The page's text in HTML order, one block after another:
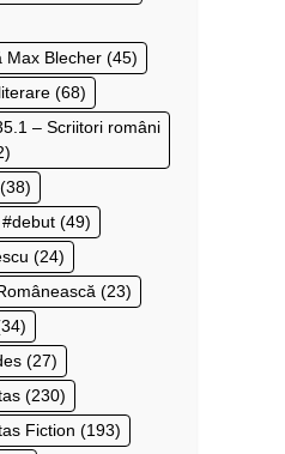
Max Blecher (45)
(68)
– Scriitori români
(38)
debut (49)
(24)
(23)
(27)
(230)
Fiction (193)